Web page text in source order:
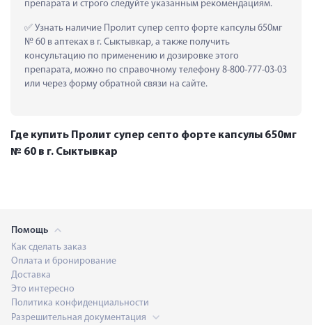
препарата и строго следуйте указанным рекомендациям.
Узнать наличие Пролит супер септо форте капсулы 650мг
№ 60 в аптеках в г. Сыктывкар, а также получить
консультацию по применению и дозировке этого
препарата, можно по справочному телефону 8-800-777-03-03
или через форму обратной связи на сайте.
Где купить Пролит супер септо форте капсулы 650мг
№ 60 в г. Сыктывкар
Помощь
Как сделать заказ
Оплата и бронирование
Доставка
Это интересно
Политика конфиденциальности
Разрешительная документация